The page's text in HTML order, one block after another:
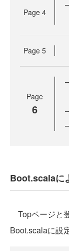
Page 4
Page 5
Page
6
Boot.scalaに
Topページと
Boot.scalaに設